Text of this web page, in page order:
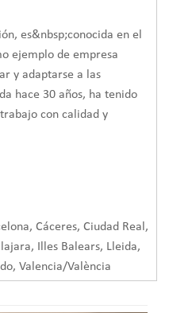
es&nbsp;conocida en el
ejemplo de empresa
y adaptarse a las
hace 30 años, ha tenido
con calidad y
Cáceres, Ciudad Real,
Illes Balears, Lleida,
Valencia/València